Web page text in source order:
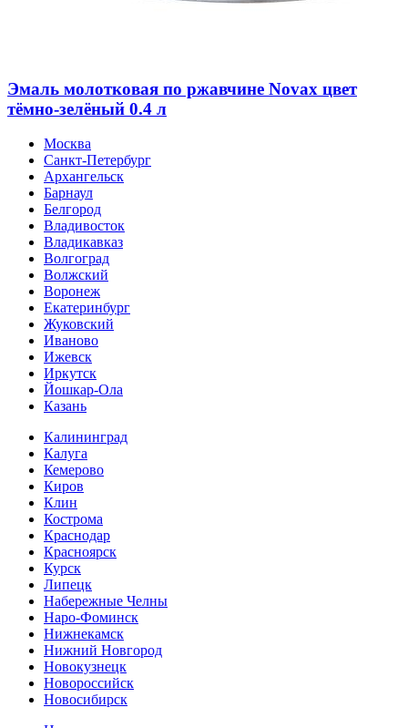
Эмаль молотковая по ржавчине Novax цвет
тёмно-зелёный 0.4 л
Москва
Санкт-Петербург
Архангельск
Барнаул
Белгород
Владивосток
Владикавказ
Волгоград
Волжский
Воронеж
Екатеринбург
Жуковский
Иваново
Ижевск
Иркутск
Йошкар-Ола
Казань
Калининград
Калуга
Кемерово
Киров
Клин
Кострома
Краснодар
Красноярск
Курск
Липецк
Набережные Челны
Наро-Фоминск
Нижнекамск
Нижний Новгород
Новокузнецк
Новороссийск
Новосибирск